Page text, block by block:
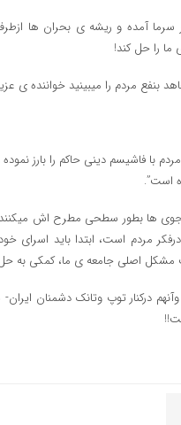
سرما آمده و ریشه ی بحران ها
را حل کند!
بنفع مردم را میبینید خواننده ی
با فاشیسم دینی حاکم را بارز نموده
است”.
ها بطور سطحی مطرح اش میکنند –
مردم است، ابتدا باید اسرای
مشکل اصلی جامعه ی ما، کمکی به حل
درکنار توپ وتانک دشمنان